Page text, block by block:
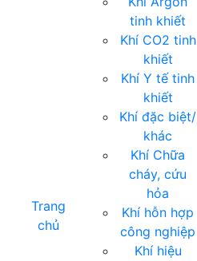
Trang
chủ
tinh khiết
Khí CO2 tinh
khiết
Khí Y tế tinh
khiết
Khí đặc biệt/
khác
Khí Chữa
cháy, cứu
hỏa
Khí hỗn hợp
công nghiệp
Khí hiệu